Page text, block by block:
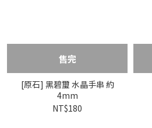
售完
[原石] 黑碧璽 水晶手串 約
4mm
NT$180